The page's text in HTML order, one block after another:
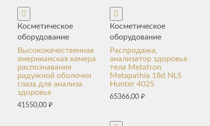
Косметическое
оборудование
Высококачественная
американская камера
распознавания
радужной оболочки
глаза для анализа
здоровья
41550,00₽
Косметическое
оборудование
Распродажа,
анализатор здоровья
тела Metatron
Metapathia 18d NLS
Hunter 4025
65366,00₽